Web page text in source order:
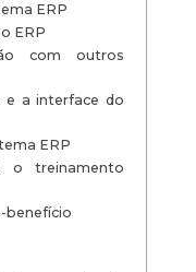
ERP
ERP
com outros
e a interface do
ERP
o treinamento
benefício